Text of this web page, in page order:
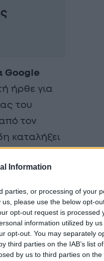
Information
parties, or processing of your
please use the below opt-
opt-out request is processed
information utilized by
opt-out. You may separately
third parties on the IAB’s list
by us to third parties on the
Google
ήρθε για
του
τον
καταλήξει